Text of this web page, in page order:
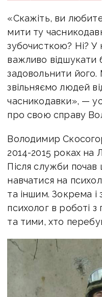
«Скажіть, ви
мити ту
зубочисткою? Ні? У
важливо відшукати
задовольнити
звільняємо людей
часникодавки», —
про свою справу
Володимир
2014-2015 роках на
Після служби почав
навчатися на
та іншим. Зокрема і
психолог в роботі
та тими, хто